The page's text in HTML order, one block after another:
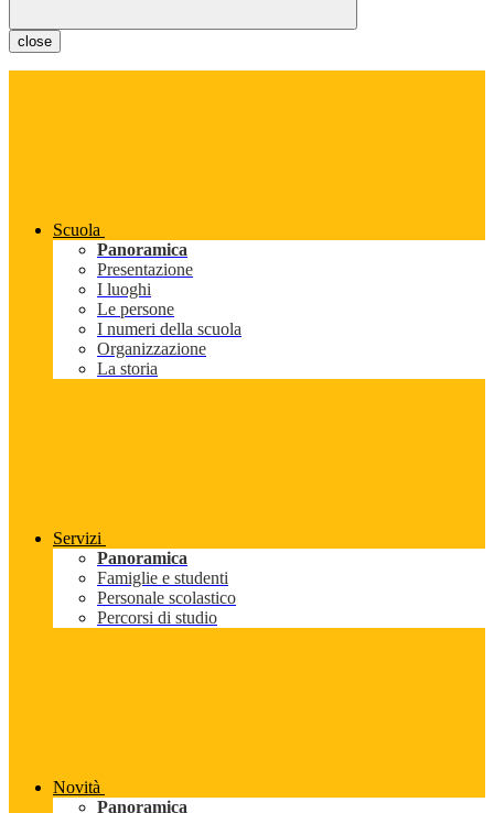
close
Scuola
Panoramica
Presentazione
I luoghi
Le persone
I numeri della scuola
Organizzazione
La storia
Servizi
Panoramica
Famiglie e studenti
Personale scolastico
Percorsi di studio
Novità
Panoramica